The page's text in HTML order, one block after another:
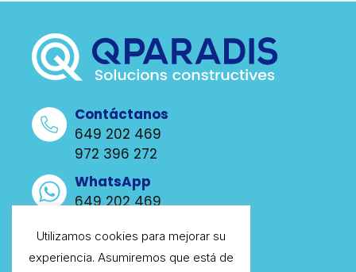
Contáctanos
649 202 469
972 396 272
WhatsApp
649 202 469
Escríbenos
info@qparadis.com
Utilizamos cookies para mejorar su
experiencia. Asumiremos que está de